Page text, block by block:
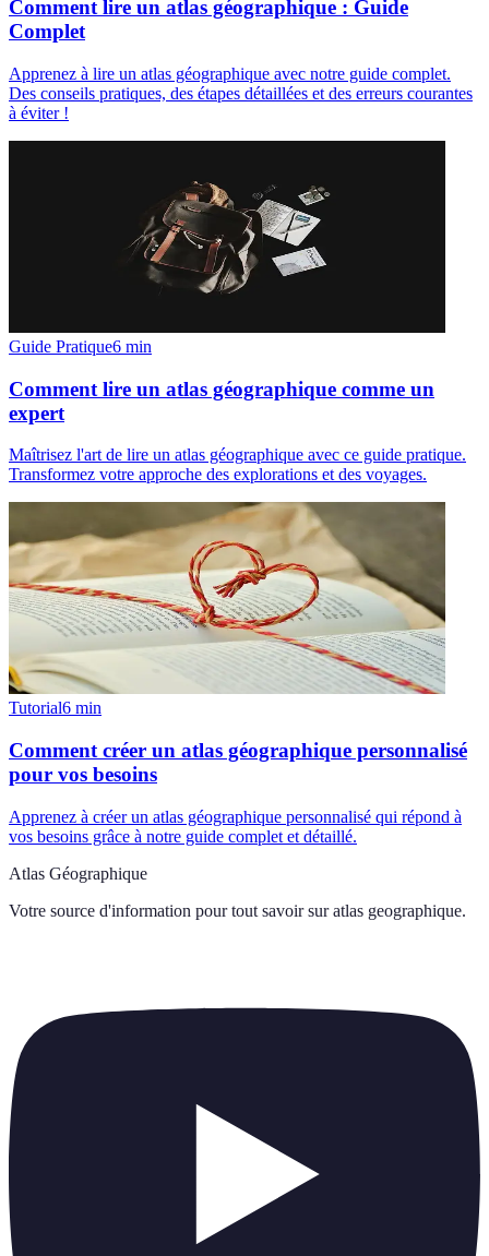
Comment lire un atlas géographique : Guide
Complet
Apprenez à lire un atlas géographique avec notre guide complet.
Des conseils pratiques, des étapes détaillées et des erreurs courantes
à éviter !
Guide Pratique6 min
Comment lire un atlas géographique comme un
expert
Maîtrisez l'art de lire un atlas géographique avec ce guide pratique.
Transformez votre approche des explorations et des voyages.
Tutorial6 min
Comment créer un atlas géographique personnalisé
pour vos besoins
Apprenez à créer un atlas géographique personnalisé qui répond à
vos besoins grâce à notre guide complet et détaillé.
Atlas Géographique
Votre source d'information pour tout savoir sur atlas geographique.